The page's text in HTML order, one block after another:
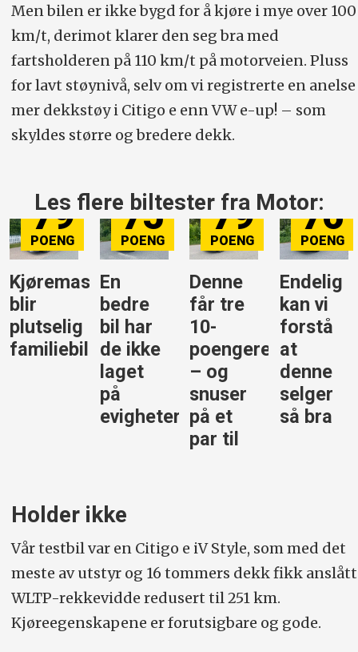
Men bilen er ikke bygd for å kjøre i mye over 100
km/t, derimot klarer den seg bra med
fartsholderen på 110 km/t på motorveien. Pluss
for lavt støynivå, selv om vi registrerte en anelse
mer dekkstøy i Citigo e enn VW e-up! – som
skyldes større og bredere dekk.
Les flere biltester fra Motor:
79
Kjøremaskinen
blir
plutselig
familiebil
75
En
bedre
bil har
de ikke
laget
på
evigheter
79
Denne
får tre
10-
poengere
– og
snuser
på et
par til
76
Endelig
kan vi
forstå
at
denne
selger
så bra
Holder ikke
Vår testbil var en Citigo e iV Style, som med det
meste av utstyr og 16 tommers dekk fikk anslått
WLTP-rekkevidde redusert til 251 km.
Kjøreegenskapene er forutsigbare og gode.